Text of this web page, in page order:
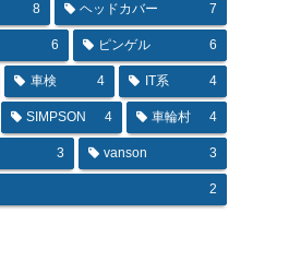
8 ヘッドカバー 7
6 ピンゲル 6
車検 4 IT系 4
SIMPSON 4 車輪村 4
3 vanson 3
2